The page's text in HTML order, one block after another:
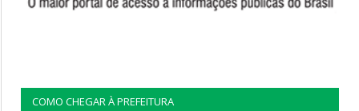
COMO CHEGAR À PREFEITURA